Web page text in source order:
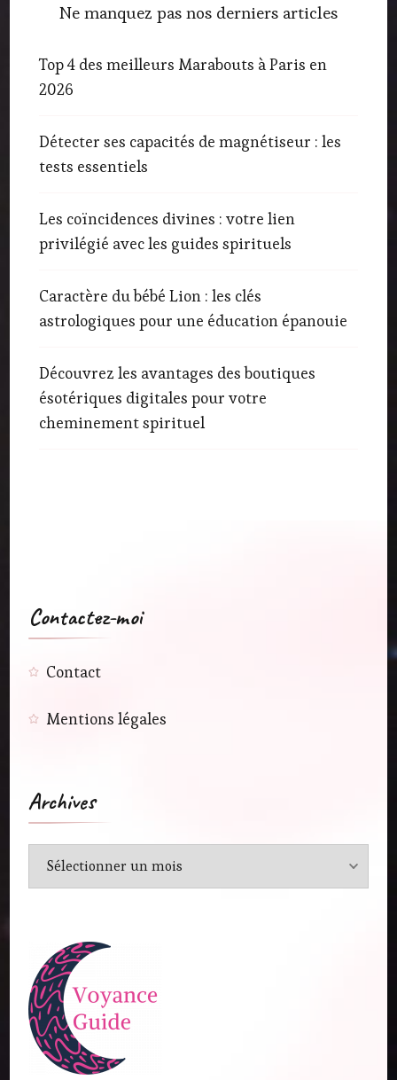
Ne manquez pas nos derniers articles
Top 4 des meilleurs Marabouts à Paris en
2026
Détecter ses capacités de magnétiseur : les
tests essentiels
Les coïncidences divines : votre lien
privilégié avec les guides spirituels
Caractère du bébé Lion : les clés
astrologiques pour une éducation épanouie
Découvrez les avantages des boutiques
ésotériques digitales pour votre
cheminement spirituel
Contactez-moi
Contact
Mentions légales
Archives
Archives